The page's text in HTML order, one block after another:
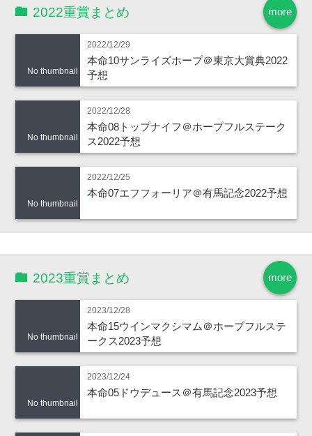
more
2022重賞まとめ
No thumbnail
2022/12/29
本命10サンライズホープ＠東京大賞典2022
予想
No thumbnail
2022/12/28
本命08トップナイフ＠ホープフルステーク
ス2022予想
No thumbnail
2022/12/25
本命07エフフォーリア＠有馬記念2022予想
more
2023重賞まとめ
No thumbnail
2023/12/28
本命15ウインマクシマム＠ホープフルステ
ークス2023予想
No thumbnail
2023/12/24
本命05ドウデュース＠有馬記念2023予想